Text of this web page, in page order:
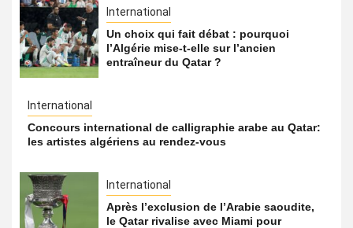
International
Un choix qui fait débat : pourquoi
l’Algérie mise-t-elle sur l’ancien
entraîneur du Qatar ?
International
Concours international de calligraphie arabe au Qatar:
les artistes algériens au rendez-vous
International
Après l’exclusion de l’Arabie saoudite,
le Qatar rivalise avec Miami pour